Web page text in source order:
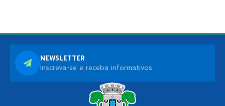
NEWSLETTER
Inscreva-se e receba informativos